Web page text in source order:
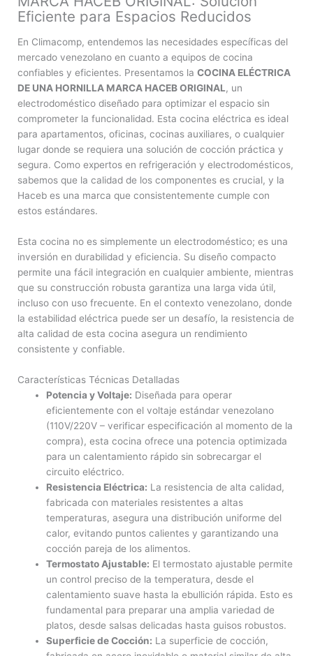
Eficiente para Espacios Reducidos
En Climacomp, entendemos las necesidades específicas del
mercado venezolano en cuanto a equipos de cocina
confiables y eficientes. Presentamos la COCINA ELÉCTRICA
DE UNA HORNILLA MARCA HACEB ORIGINAL, un
electrodoméstico diseñado para optimizar el espacio sin
comprometer la funcionalidad. Esta cocina eléctrica es ideal
para apartamentos, oficinas, cocinas auxiliares, o cualquier
lugar donde se requiera una solución de cocción práctica y
segura. Como expertos en refrigeración y electrodomésticos,
sabemos que la calidad de los componentes es crucial, y la
Haceb es una marca que consistentemente cumple con
estos estándares.
Esta cocina no es simplemente un electrodoméstico; es una
inversión en durabilidad y eficiencia. Su diseño compacto
permite una fácil integración en cualquier ambiente, mientras
que su construcción robusta garantiza una larga vida útil,
incluso con uso frecuente. En el contexto venezolano, donde
la estabilidad eléctrica puede ser un desafío, la resistencia de
alta calidad de esta cocina asegura un rendimiento
consistente y confiable.
Características Técnicas Detalladas
Potencia y Voltaje: Diseñada para operar
eficientemente con el voltaje estándar venezolano
(110V/220V – verificar especificación al momento de la
compra), esta cocina ofrece una potencia optimizada
para un calentamiento rápido sin sobrecargar el
circuito eléctrico.
Resistencia Eléctrica: La resistencia de alta calidad,
fabricada con materiales resistentes a altas
temperaturas, asegura una distribución uniforme del
calor, evitando puntos calientes y garantizando una
cocción pareja de los alimentos.
Termostato Ajustable: El termostato ajustable permite
un control preciso de la temperatura, desde el
calentamiento suave hasta la ebullición rápida. Esto es
fundamental para preparar una amplia variedad de
platos, desde salsas delicadas hasta guisos robustos.
Superficie de Cocción: La superficie de cocción,